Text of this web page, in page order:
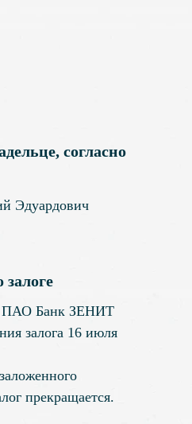
согласно
Эдуардович
ПАО Банк ЗЕНИТ
залога 16 июля
прекращается.